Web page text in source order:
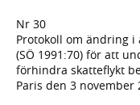
Nr 30
Protokoll om ändring i
(SÖ 1991:70) för att
förhindra skatteflykt
Paris den 3 november